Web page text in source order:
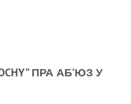
ПРА АБ’ЮЗ У